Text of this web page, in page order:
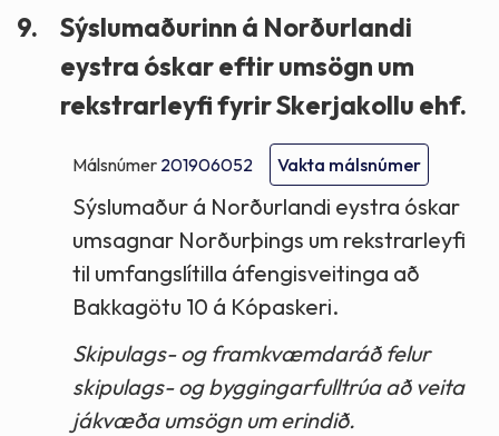
9.
Sýslumaðurinn á Norðurlandi
eystra óskar eftir umsögn um
rekstrarleyfi fyrir Skerjakollu ehf.
Málsnúmer 201906052 Vakta málsnúmer
Sýslumaður á Norðurlandi eystra óskar
umsagnar Norðurþings um rekstrarleyfi
til umfangslítilla áfengisveitinga að
Bakkagötu 10 á Kópaskeri.
Skipulags- og framkvæmdaráð felur
skipulags- og byggingarfulltrúa að veita
jákvæða umsögn um erindið.